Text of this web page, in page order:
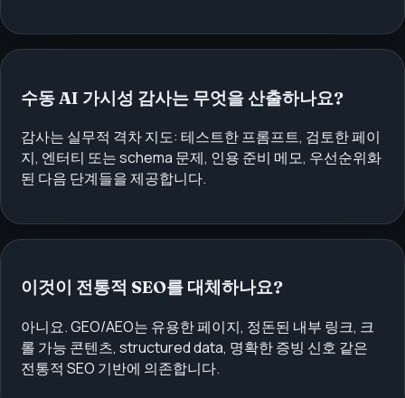
수동 AI 가시성 감사는 무엇을 산출하나요?
감사는 실무적 격차 지도: 테스트한 프롬프트, 검토한 페이
지, 엔터티 또는 schema 문제, 인용 준비 메모, 우선순위화
된 다음 단계들을 제공합니다.
이것이 전통적 SEO를 대체하나요?
아니요. GEO/AEO는 유용한 페이지, 정돈된 내부 링크, 크
롤 가능 콘텐츠, structured data, 명확한 증빙 신호 같은
전통적 SEO 기반에 의존합니다.